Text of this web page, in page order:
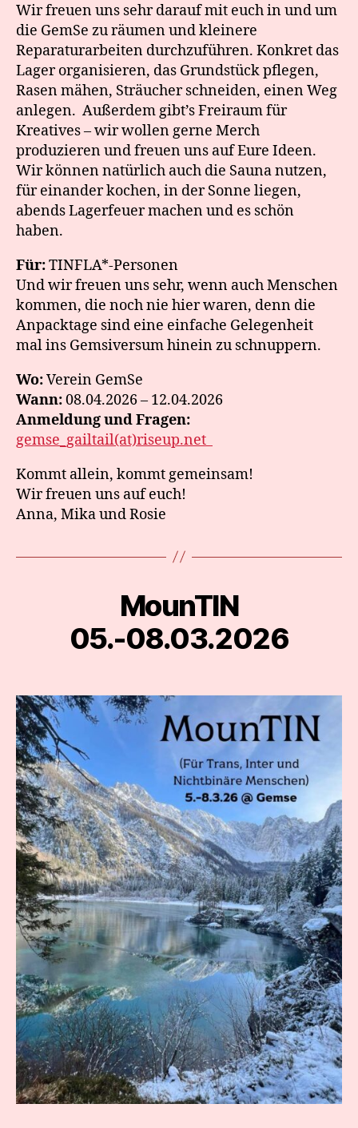
Wir freuen uns sehr darauf mit euch in und um
die GemSe zu räumen und kleinere
Reparaturarbeiten durchzuführen. Konkret das
Lager organisieren, das Grundstück pflegen,
Rasen mähen, Sträucher schneiden, einen Weg
anlegen. Außerdem gibt’s Freiraum für
Kreatives – wir wollen gerne Merch
produzieren und freuen uns auf Eure Ideen.
Wir können natürlich auch die Sauna nutzen,
für einander kochen, in der Sonne liegen,
abends Lagerfeuer machen und es schön
haben.
Für:TINFLA*-Personen
Und wir freuen uns sehr, wenn auch Menschen
kommen, die noch nie hier waren, denn die
Anpacktage sind eine einfache Gelegenheit
mal ins Gemsiversum hinein zu schnuppern.
Wo:Verein GemSe
Wann:08.04.2026 – 12.04.2026
Anmeldung und Fragen:
gemse_gailtail(at)riseup.net
Kommt allein, kommt gemeinsam!
Wir freuen uns auf euch!
Anna, Mika und Rosie
Categories
MounTIN
05.-08.03.2026